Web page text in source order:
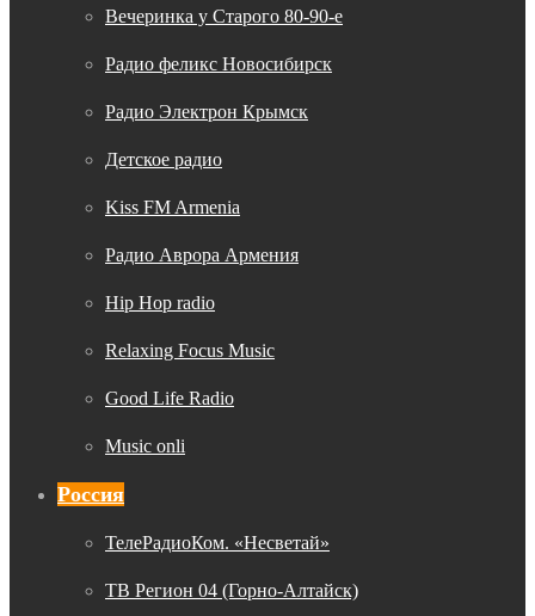
Вечеринка у Старого 80-90-е
Радио феликс Новосибирск
Радио Электрон Крымск
Детское радио
Kiss FM Armenia
Радио Аврора Армения
Hip Hop radio
Relaxing Focus Music
Good Life Radio
Music onli
Россия
ТелеРадиоКом. «Несветай»
ТВ Регион 04 (Горно-Алтайск)